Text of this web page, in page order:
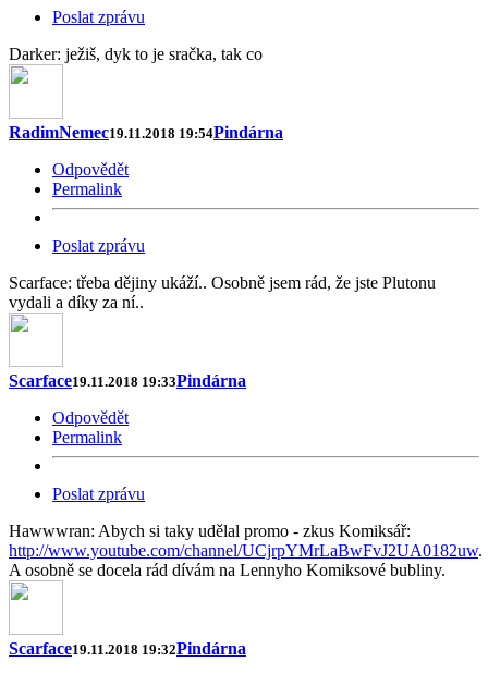
Poslat zprávu
Darker: ježiš, dyk to je sračka, tak co
RadimNemec19.11.2018 19:54Pindárna
Odpovědět
Permalink
Poslat zprávu
Scarface: třeba dějiny ukáží.. Osobně jsem rád, že jste Plutonu
vydali a díky za ní..
Scarface19.11.2018 19:33Pindárna
Odpovědět
Permalink
Poslat zprávu
Hawwwran: Abych si taky udělal promo - zkus Komiksář:
http://www.youtube.com/channel/UCjrpYMrLaBwFvJ2UA0182uw.
A osobně se docela rád dívám na Lennyho Komiksové bubliny.
Scarface19.11.2018 19:32Pindárna